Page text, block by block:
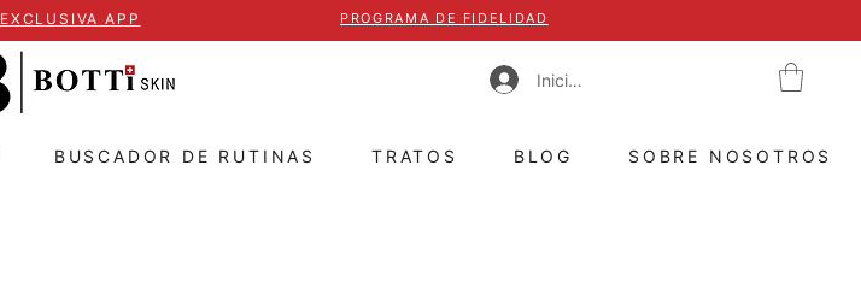
Iniciar sesión
EXCLUSIVA APP PROGRAMA DE FIDELIDAD
BUSCADOR DE RUTINAS TRATOS BLOG SOBRE NOSOTROS